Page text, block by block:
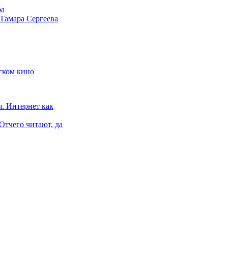
Сергеева
кино
Интернет как
читают, да